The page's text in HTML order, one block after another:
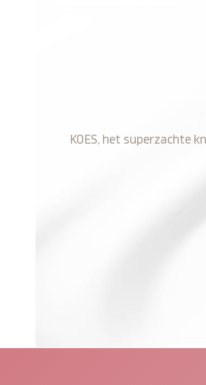
KOES, het superzachte